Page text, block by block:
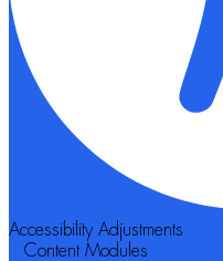
Accessibility Adjustments
Content Modules